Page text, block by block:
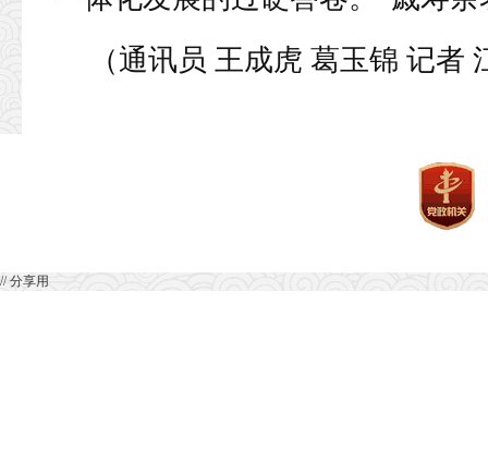
（通讯员 王成虎 葛玉锦 记者
// 分享用